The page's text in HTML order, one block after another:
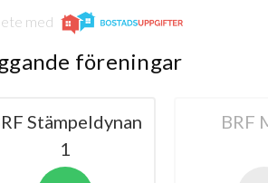
med
föreningar
BRF Målet BRF